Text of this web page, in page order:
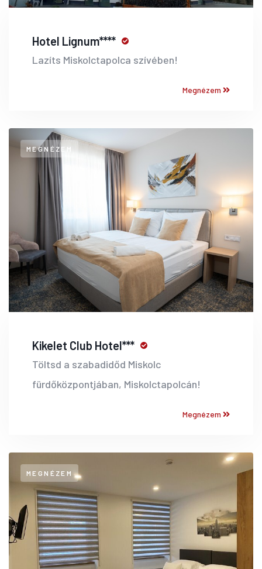
Hotel Lignum****
Lazíts Miskolctapolca szívében!
Megnézem
MEGNÉZEM
Kikelet Club Hotel***
Töltsd a szabadidőd Miskolc
fürdőközpontjában, Miskolctapolcán!
Megnézem
MEGNÉZEM